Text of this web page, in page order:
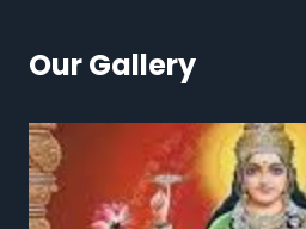
Our Gallery